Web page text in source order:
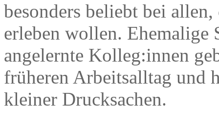
besonders beliebt bei
erleben wollen. Ehemalige
angelernte Kolleg:innen
früheren Arbeitsalltag und
kleiner Drucksachen.